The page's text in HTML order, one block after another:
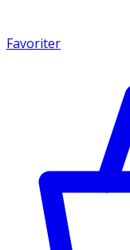
Favoriter